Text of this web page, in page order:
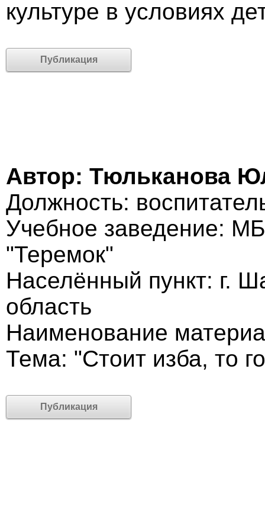
культуре в условиях
Публикация
Автор: Тюльканова
Должность:
Учебное заведение:
"Теремок"
Населённый пункт: г.
область
Наименование
Тема: "Стоит изба, то
Публикация